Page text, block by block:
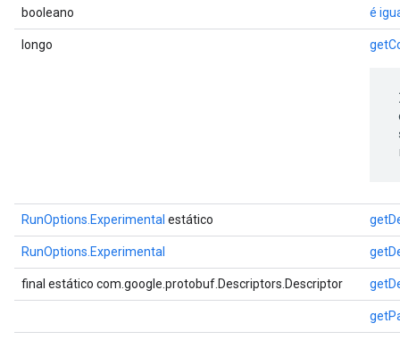
booleano é
longo
RunOptions.Experimental estático
RunOptions.Experimental
final estático com.google.protobuf.Descriptors.Descriptor